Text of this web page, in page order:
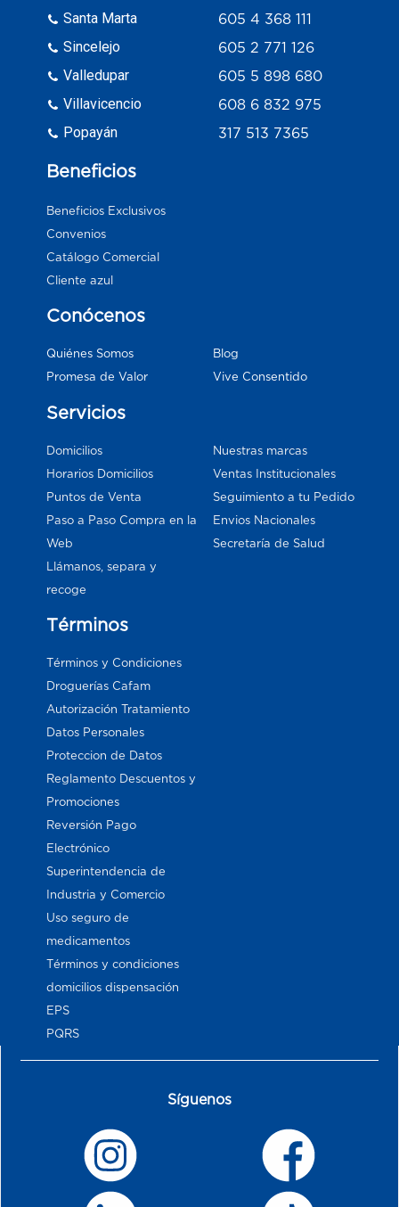
Santa Marta
Sincelejo
Valledupar
Villavicencio
Popayán
605 4 368 111
605 2 771 126
605 5 898 680
608 6 832 975
317 513 7365
Beneficios
Beneficios Exclusivos
Convenios
Catálogo Comercial
Cliente azul
Conócenos
Quiénes Somos
Promesa de Valor
Blog
Vive Consentido
Servicios
Domicilios
Horarios Domicilios
Puntos de Venta
Paso a Paso Compra en la
Web
Llámanos, separa y
recoge
Nuestras marcas
Ventas Institucionales
Seguimiento a tu Pedido
Envios Nacionales
Secretaría de Salud
Términos
Términos y Condiciones
Droguerías Cafam
Autorización Tratamiento
Datos Personales
Proteccion de Datos
Reglamento Descuentos y
Promociones
Reversión Pago
Electrónico
Superintendencia de
Industria y Comercio
Uso seguro de
medicamentos
Términos y condiciones
domicilios dispensación
EPS
PQRS
Síguenos